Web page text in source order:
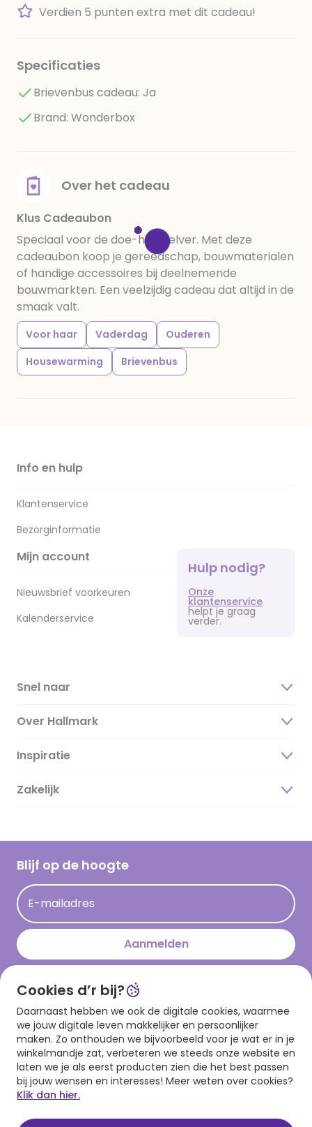
Verdien 5 punten extra met dit cadeau!
Specificaties
Brievenbus cadeau: Ja
Brand: Wonderbox
Over het cadeau
Klus Cadeaubon
Speciaal voor de doe-het-zelver. Met deze
cadeaubon koop je gereedschap, bouwmaterialen
of handige accessoires bij deelnemende
bouwmarkten. Een veelzijdig cadeau dat altijd in de
smaak valt.
Voor haar Vaderdag
Ouderen
Housewarming
Brievenbus
Info en hulp
Klantenservice
Bezorginformatie
Mijn account
Nieuwsbrief voorkeuren
Kalenderservice
Hulp nodig?
Onze
klantenservice
helpt je graag
verder.
Snel naar
Over Hallmark
Over ons
Duurzaamheid
Hallmark Kaartclub
Acties
Persberichten
Hallmark en Kinderpostzegels
Inspiratie
Magazine
Cadeau inspiratie
Kaartinspiratie
Zakelijk
Blijf op de hoogte
E-mailadres
Aanmelden
Download onze app
Cookies d’r bij?
Daarnaast hebben we ook de digitale cookies, waarmee
we jouw digitale leven makkelijker en persoonlijker
maken. Zo onthouden we bijvoorbeeld voor je wat er in je
winkelmandje zat, verbeteren we steeds onze website en
laten we je als eerst producten zien die het best passen
bij jouw wensen en interesses! Meer weten over cookies?
Klik dan hier.